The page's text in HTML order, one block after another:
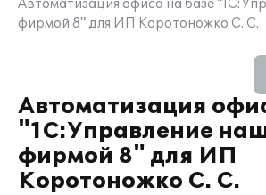
Автоматизация офиса на базе
фирмой 8" для ИП Коротоножко С. С.
Автоматизация
"1С:Управление
фирмой 8" для ИП
Коротоножко С. С.